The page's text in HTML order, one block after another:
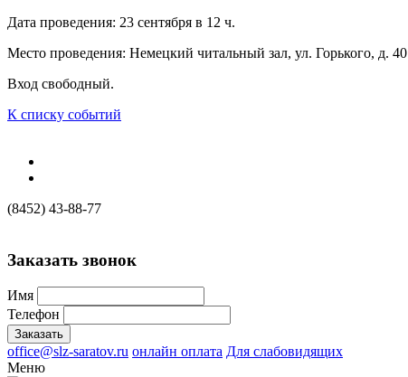
Дата проведения: 23 сентября в 12 ч.
Место проведения: Немецкий читальный зал, ул. Горького, д. 40
Вход свободный.
К списку событий
(8452) 43-88-77
Заказать звонок
Имя
Телефон
office@slz-saratov.ru онлайн оплата Для слабовидящих
Меню